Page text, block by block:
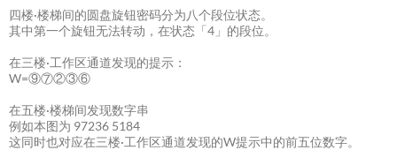
四楼·楼梯间的圆盘旋钮密码分为八个段位状态。
其中第一个旋钮无法转动，在状态「4」的段位。
在三楼·工作区通道发现的提示：
W=⑨⑦②③⑥
在五楼·楼梯间发现数字串
例如本图为 97236 5184
这同时也对应在三楼·工作区通道发现的W提示中的前五位数字。